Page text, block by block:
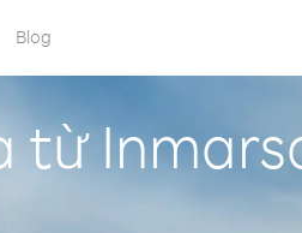
Blog
từ